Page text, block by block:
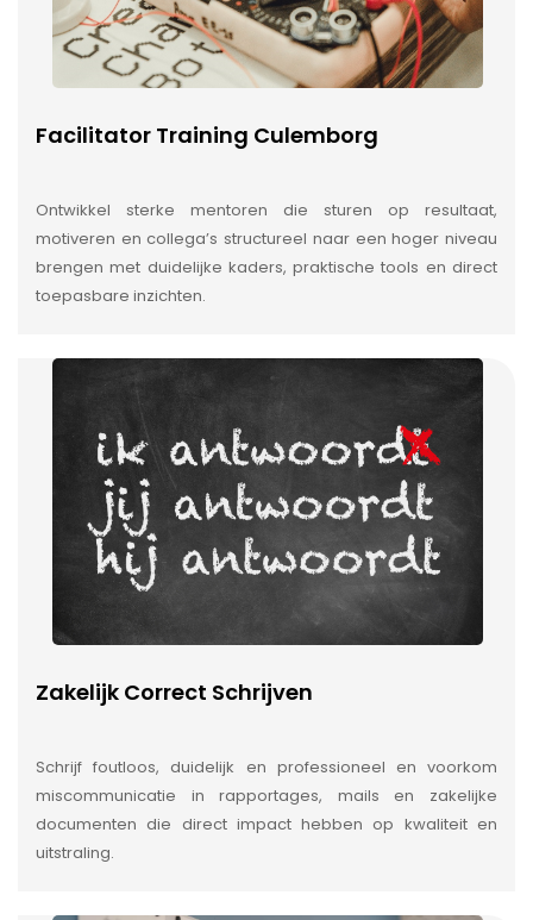
Facilitator Training Culemborg
Ontwikkel sterke mentoren die sturen op resultaat,
motiveren en collega’s structureel naar een hoger niveau
brengen met duidelijke kaders, praktische tools en direct
toepasbare inzichten.
Zakelijk Correct Schrijven
Schrijf foutloos, duidelijk en professioneel en voorkom
miscommunicatie in rapportages, mails en zakelijke
documenten die direct impact hebben op kwaliteit en
uitstraling.